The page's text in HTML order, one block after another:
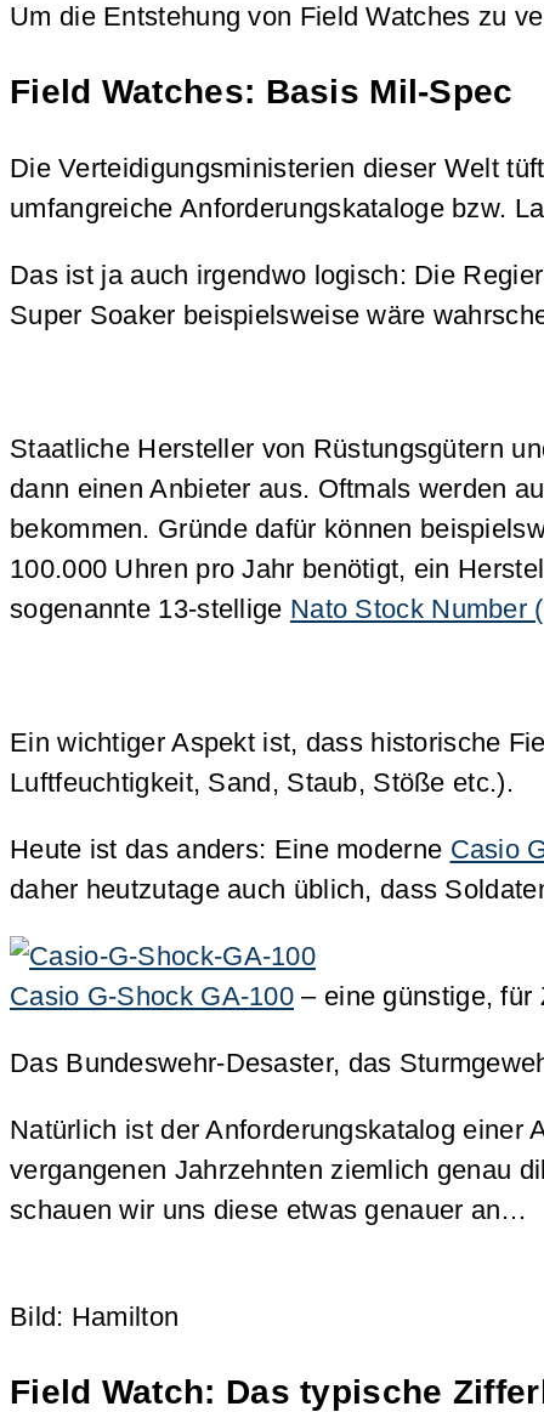
Um die Entstehung von Field Watches zu
Field Watches: Basis Mil-Spec
Die Verteidigungsministerien dieser Welt
umfangreiche Anforderungskataloge bzw.
Das ist ja auch irgendwo logisch: Die
Super Soaker beispielsweise wäre
Staatliche Hersteller von Rüstungsgütern
dann einen Anbieter aus. Oftmals werden
bekommen. Gründe dafür können
100.000 Uhren pro Jahr benötigt, ein
sogenannte 13-stellige Nato Stock Number
Ein wichtiger Aspekt ist, dass historische
Luftfeuchtigkeit, Sand, Staub, Stöße etc.).
Heute ist das anders: Eine moderne Casio
daher heutzutage auch üblich, dass
Casio G-Shock GA-100 – eine günstige, für
Das Bundeswehr-Desaster, das
Natürlich ist der Anforderungskatalog einer
vergangenen Jahrzehnten ziemlich genau
schauen wir uns diese etwas genauer an…
Bild: Hamilton
Field Watch: Das typische